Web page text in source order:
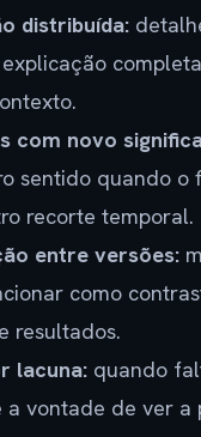
distribuída:
com novo
sentido quando o
recorte temporal.
entre versões:
como
resultados.
lacuna: quando
a vontade de ver a